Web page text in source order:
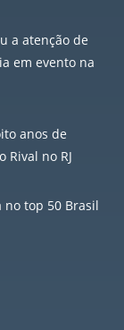
a atenção de
em evento na
anos de
no RJ
no top 50 Brasil